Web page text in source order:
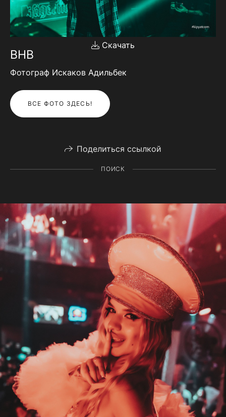
Скачать
BHB
Фотограф Искаков Адильбек
ВСЕ ФОТО ЗДЕСЬ!
Поделиться ссылкой
ПОИСК